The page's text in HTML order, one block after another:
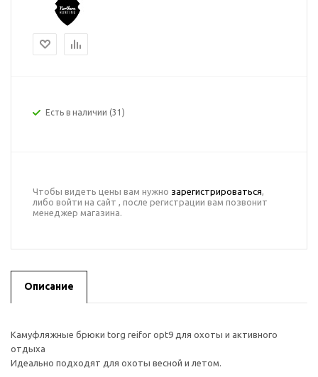
Есть в наличии (31)
Чтобы видеть цены вам нужно зарегистрироваться,
либо войти на сайт , после регистрации вам позвонит
менеджер магазина.
Описание
Камуфляжные брюки torg reifor opt9 для охоты и активного
отдыха
Идеально подходят для охоты весной и летом.